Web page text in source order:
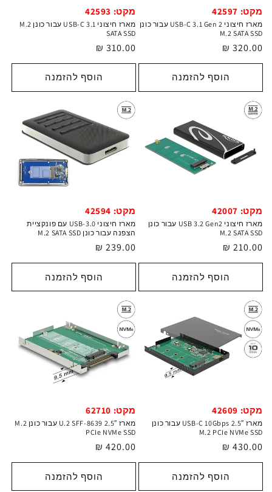
מקט: 42597
מארז חיצוני USB-C 3.1 Gen 2 עבור כונן
M.2 SATA SSD
מחיר
רגיל
320.00 ₪
הוסף להזמנה
מקט: 42593
מארז חיצוני USB-C 3.1 עבור כונן M.2
SATA SSD
מחיר
רגיל
310.00 ₪
הוסף להזמנה
מקט: 42007
מארז חיצוני USB 3.2 Gen2 עבור כונן
M.2 SATA SSD
מחיר
רגיל
210.00 ₪
הוסף להזמנה
מקט: 42594
מארז חיצוני USB-3.0 עם פונקציית
הצפנה עבור כונן M.2 SATA SSD
מחיר
רגיל
239.00 ₪
הוסף להזמנה
מקט: 42609
מארז USB-C 10Gbps 2.5″ עבור כונן
M.2 PCIe NVMe SSD
מחיר
רגיל
430.00 ₪
הוסף להזמנה
מקט: 62710
מארז U.2 SFF-8639 2.5″ עבור כונן M.2
PCIe NVMe SSD
מחיר
רגיל
420.00 ₪
הוסף להזמנה